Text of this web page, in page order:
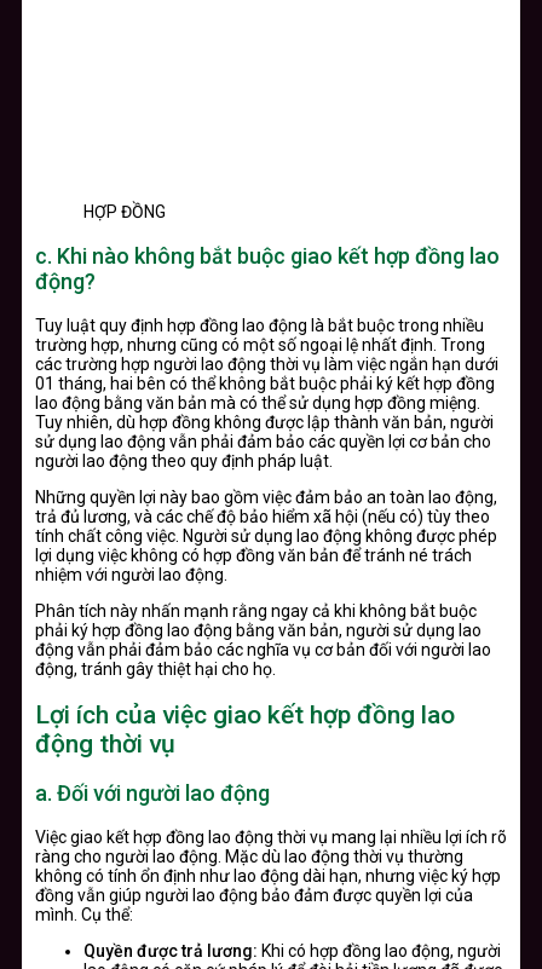
HỢP ĐỒNG
c. Khi nào không bắt buộc giao kết hợp đồng lao
động?
Tuy luật quy định hợp đồng lao động là bắt buộc trong nhiều
trường hợp, nhưng cũng có một số ngoại lệ nhất định. Trong
các trường hợp người lao động thời vụ làm việc ngắn hạn dưới
01 tháng, hai bên có thể không bắt buộc phải ký kết hợp đồng
lao động bằng văn bản mà có thể sử dụng hợp đồng miệng.
Tuy nhiên, dù hợp đồng không được lập thành văn bản, người
sử dụng lao động vẫn phải đảm bảo các quyền lợi cơ bản cho
người lao động theo quy định pháp luật.
Những quyền lợi này bao gồm việc đảm bảo an toàn lao động,
trả đủ lương, và các chế độ bảo hiểm xã hội (nếu có) tùy theo
tính chất công việc. Người sử dụng lao động không được phép
lợi dụng việc không có hợp đồng văn bản để tránh né trách
nhiệm với người lao động.
Phân tích này nhấn mạnh rằng ngay cả khi không bắt buộc
phải ký hợp đồng lao động bằng văn bản, người sử dụng lao
động vẫn phải đảm bảo các nghĩa vụ cơ bản đối với người lao
động, tránh gây thiệt hại cho họ.
Lợi ích của việc giao kết hợp đồng lao
động thời vụ
a. Đối với người lao động
Việc giao kết hợp đồng lao động thời vụ mang lại nhiều lợi ích rõ
ràng cho người lao động. Mặc dù lao động thời vụ thường
không có tính ổn định như lao động dài hạn, nhưng việc ký hợp
đồng vẫn giúp người lao động bảo đảm được quyền lợi của
mình. Cụ thể:
Quyền được trả lương: Khi có hợp đồng lao động, người